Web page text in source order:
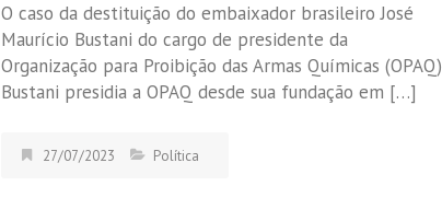
O caso da destituição do embaixador brasileiro José
Maurício Bustani do cargo de presidente da
Organização para Proibição das Armas Químicas (OPAQ)
Bustani presidia a OPAQ desde sua fundação em […]
27/07/2023 Política